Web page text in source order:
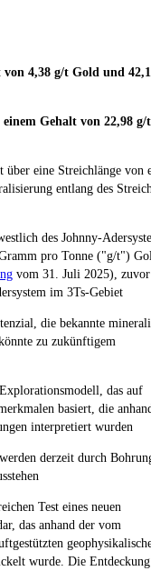
4,38 g/t Gold und
Gehalt von 22,98
eine Streichlänge von
entlang des
des Johnny-
pro Tonne ("g/t")
vom 31. Juli 2025), zuvor
im 3Ts-Gebiet
die bekannte
zu zukünftigem
das auf
basiert, die
interpretiert wurden
derzeit durch
Test eines neuen
das anhand der vom
wurde. Die